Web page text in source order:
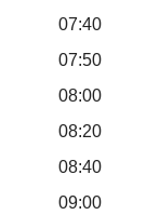
07:40
07:50
08:00
08:20
08:40
09:00